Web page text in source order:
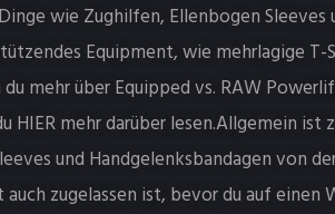
wie Zughilfen, Ellenbogen
Equipment, wie mehrlagige
mehr über Equipped vs. RAW
HIER mehr darüber lesen.Allgemein ist
und Handgelenksbandagen von
zugelassen ist, bevor du auf